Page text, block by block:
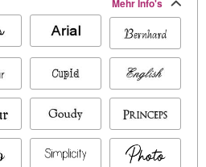
Mehr Info's